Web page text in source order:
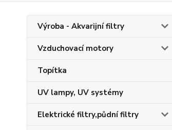
Výroba - Akvarijní filtry
Vzduchovací motory
Topítka
UV lampy, UV systémy
Elektrické filtry,půdní filtry